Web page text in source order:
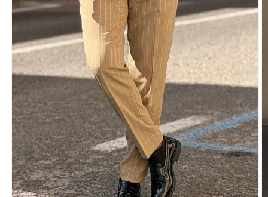
Apri
contenuti
multimediali
1
in
finestra
modale